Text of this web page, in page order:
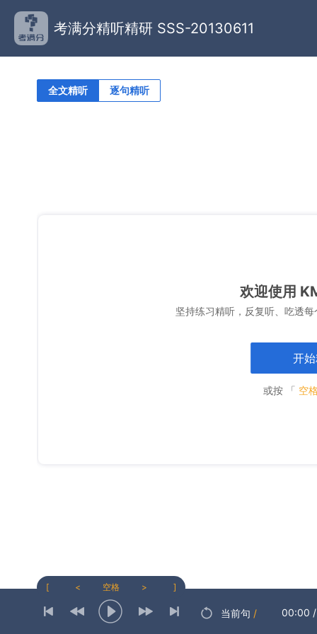
考满分精听精研 SSS-20130611
全文精听 逐句精听
欢迎使用
坚持练习精听，反复听、吃透
开
或按 「 空
[ < 空格 > ]
当前句 / 00:00 /